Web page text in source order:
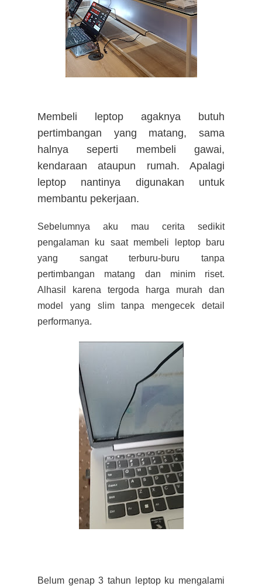
Membeli leptop agaknya butuh
pertimbangan yang matang, sama
halnya seperti membeli gawai,
kendaraan ataupun rumah. Apalagi
leptop nantinya digunakan untuk
membantu pekerjaan.
Sebelumnya aku mau cerita sedikit
pengalaman ku saat membeli leptop baru
yang sangat terburu-buru tanpa
pertimbangan matang dan minim riset.
Alhasil karena tergoda harga murah dan
model yang slim tanpa mengecek detail
performanya.
Belum genap 3 tahun leptop ku mengalami